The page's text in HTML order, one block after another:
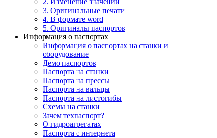
2. Изменение значений
3. Оригинальные печати
4. В формате word
5. Оригиналы паспортов
Информация о паспортах
Информация о паспортах на станки и
оборудование
Демо паспортов
Паспорта на станки
Паспорта на прессы
Паспорта на вальцы
Паспорта на листогибы
Схемы на станки
Зачем техпаспорт?
О гидроагрегатах
Паспорта с интернета